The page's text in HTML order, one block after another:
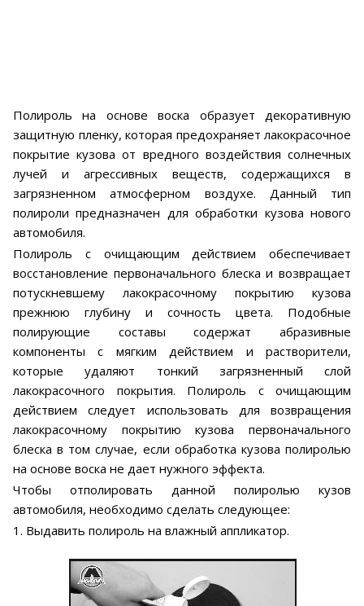
Полироль на основе воска образует декоративную
защитную пленку, которая предохраняет лакокрасочное
покрытие кузова от вредного воздействия солнечных
лучей и агрессивных веществ, содержащихся в
загрязненном атмосферном воздухе. Данный тип
полироли предназначен для обработки кузова нового
автомобиля.
Полироль с очищающим действием обеспечивает
восстановление первоначального блеска и возвращает
потускневшему лакокрасочному покрытию кузова
прежнюю глубину и сочность цвета. Подобные
полирующие составы содержат абразивные
компоненты с мягким действием и растворители,
которые удаляют тонкий загрязненный слой
лакокрасочного покрытия. Полироль с очищающим
действием следует использовать для возвращения
лакокрасочному покрытию кузова первоначального
блеска в том случае, если обработка кузова полиролью
на основе воска не дает нужного эффекта.
Чтобы отполировать данной полиролью кузов
автомобиля, необходимо сделать следующее:
1. Выдавить полироль на влажный аппликатор.